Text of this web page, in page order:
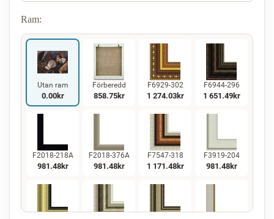
Ram:
Utan ram
0.00kr
Förberedd
858.75kr
F6929-302
1 274.03kr
F6944-296
1 651.49kr
F2018-218A
981.48kr
F2018-376A
981.48kr
F7547-318
1 171.48kr
F3919-204
981.48kr